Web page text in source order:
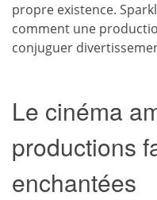
propre existence.
comment une
conjuguer
Le cinéma
productions
enchantées